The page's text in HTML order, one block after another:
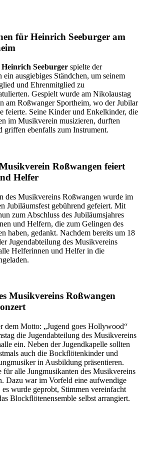
für Heinrich Seeburger am
Heinrich Seeburger spielte der
ausgiebiges Ständchen, um seinem
und Ehrenmitglied zu
Gespielt wurde am Nikolaustag
am Roßwanger Sportheim, wo der Jubilar
feierte. Seine Kinder und Enkelkinder, die
im Musikverein musizieren, durften
griffen ebenfalls zum Instrument.
Roßwangen feiert
Helfer
des Musikvereins Roßwangen wurde im
Jubiläumsfest gebührend gefeiert. Mit
zum Abschluss des Jubiläumsjahres
und Helfern, die zum Gelingen des
haben, gedankt. Nachdem bereits um 18
Jugendabteilung des Musikvereins
Helferinnen und Helfer in die
Musikvereins Roßwangen
dem Motto: „Jugend goes Hollywood“
die Jugendabteilung des Musikvereins
ein. Neben der Jugendkapelle sollten
auch die Bockflötenkinder und
in Ausbildung präsentieren.
für alle Jungmusikanten des Musikvereins
Dazu war im Vorfeld eine aufwendige
wurde geprobt, Stimmen vereinfacht
Blockflötenensemble selbst arrangiert.